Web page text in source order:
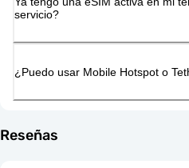
servicio?
¿Puedo usar Mobile Hotspot o
Reseñas